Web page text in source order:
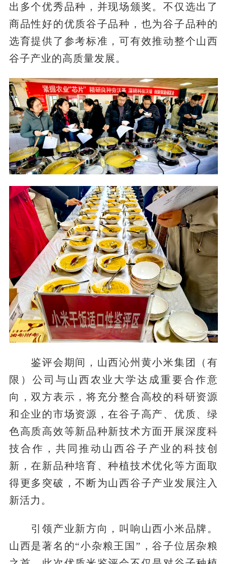
出多个优秀品种，并现场颁奖。不仅选出了
商品性好的优质谷子品种，也为谷子品种的
选育提供了参考标准，可有效推动整个山西
谷子产业的高质量发展。
鉴评会期间，山西沁州黄小米集团（有
限）公司与山西农业大学达成重要合作意
向，双方表示，将充分整合高校的科研资源
和企业的市场资源，在谷子高产、优质、绿
色高质高效等新品种新技术方面开展深度科
技合作，共同推动山西谷子产业的科技创
新，在新品种培育、种植技术优化等方面取
得更多突破，不断为山西谷子产业发展注入
新活力。
引领产业新方向，叫响山西小米品牌。
山西是著名的“小杂粮王国”，谷子位居杂粮